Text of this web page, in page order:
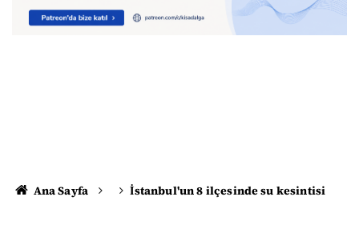
Ana Sayfa İstanbul'un 8 ilçesinde su kesintisi